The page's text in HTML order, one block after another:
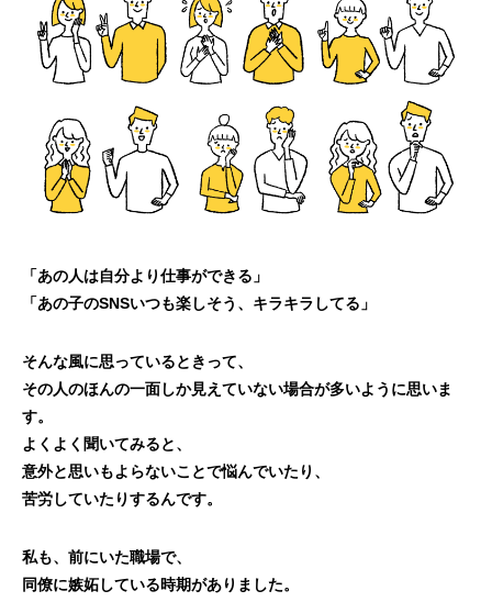
「あの人は自分より仕事ができる」
「あの子のSNSいつも楽しそう、キラキラしてる」
そんな風に思っているときって、
その人のほんの一面しか見えていない場合が多いように思いま
す。
よくよく聞いてみると、
意外と思いもよらないことで悩んでいたり、
苦労していたりするんです。
私も、前にいた職場で、
同僚に嫉妬している時期がありました。